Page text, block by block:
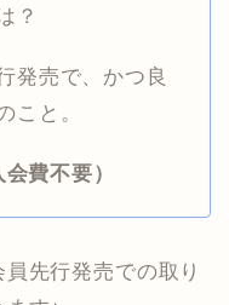
？
発売で、かつ良
こと。
費不要）
先行発売での取り